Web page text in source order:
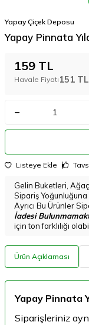
Yapay Çiçek Deposu
Yapay Pinnata
159 TL
Havale Fiyatı 151 TL
Listeye Ekle
Gelin Buketleri,
Sipariş
Ayrıcı Bu Ürünler
İadesi
için ton farklılığı
Ürün Açıklaması
Yapay Pinnata
Siparişleriniz